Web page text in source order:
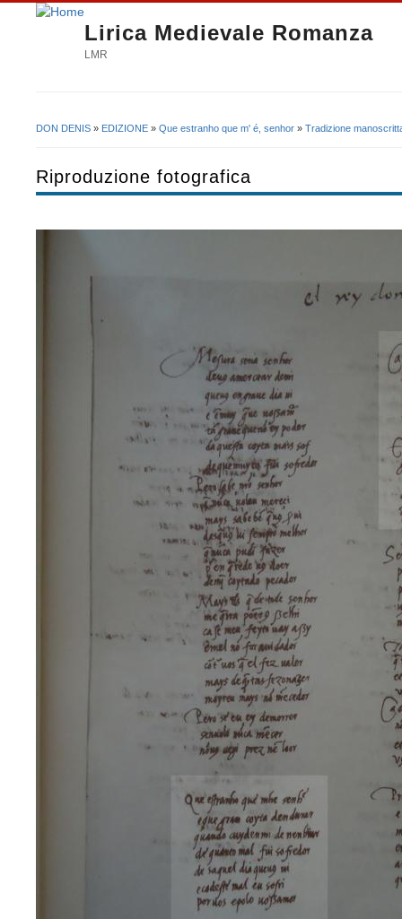
Lirica Medievale Romanza
LMR
DON DENIS » EDIZIONE » Que estranho que m' é, senhor » Tradizione
Riproduzione fotografica